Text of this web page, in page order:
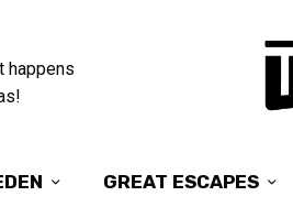
happens
GREAT ESCAPES